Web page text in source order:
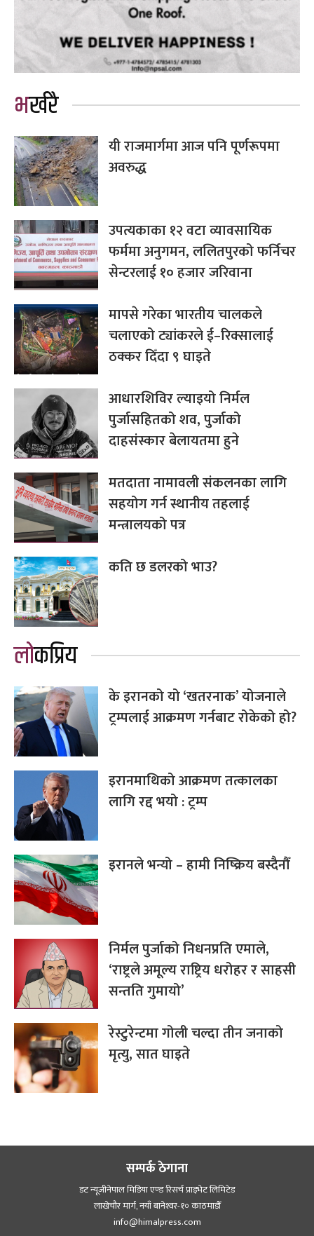
भर्खरै
यी राजमार्गमा आज पनि पूर्णरूपमा
अवरुद्ध
उपत्यकाका १२ वटा व्यावसायिक
फर्ममा अनुगमन, ललितपुरको फर्निचर
सेन्टरलाई १० हजार जरिवाना
मापसे गरेका भारतीय चालकले
चलाएको ट्यांकरले ई–रिक्सालाई
ठक्कर दिँदा ९ घाइते
आधारशिविर ल्याइयो निर्मल
पुर्जासहितको शव, पुर्जाको
दाहसंस्कार बेलायतमा हुने
मतदाता नामावली संकलनका लागि
सहयोग गर्न स्थानीय तहलाई
मन्त्रालयको पत्र
कति छ डलरको भाउ?
लोकप्रिय
के इरानको यो ‘खतरनाक’ योजनाले
ट्रम्पलाई आक्रमण गर्नबाट रोकेको हो?
इरानमाथिको आक्रमण तत्कालका
लागि रद्द भयो : ट्रम्प
इरानले भन्यो – हामी निष्क्रिय बस्दैनौँ
निर्मल पुर्जाको निधनप्रति एमाले,
‘राष्ट्रले अमूल्य राष्ट्रिय धरोहर र साहसी
सन्तति गुमायो’
रेस्टुरेन्टमा गोली चल्दा तीन जनाको
मृत्यु, सात घाइते
सम्पर्क ठेगाना
डट न्यूजीनेपाल मिडिया एण्ड रिसर्च प्राइभेट लिमिटेड
लाखेचौर मार्ग, नयाँ बानेश्‍वर-१० काठमाडौँ
info@himalpress.com